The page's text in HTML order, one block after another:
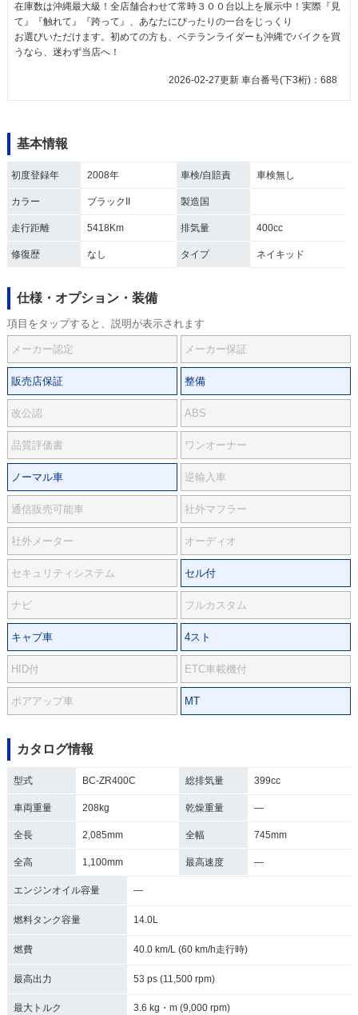
在庫数は沖縄最大級！全店舗合わせて常時３００台以上を展示中！実際『見
て』『触れて』『跨って』、あなたにぴったりの一台をじっくり
お選びいただけます。初めての方も、ベテランライダーも沖縄でバイクを買
うなら、迷わず当店へ！
2026-02-27更新 車台番号(下3桁)：688
基本情報
初度登録年 2008年 車検/自賠責 車検無し
カラー ブラックII 製造国
走行距離 5418Km 排気量 400cc
修復歴 なし タイプ ネイキッド
仕様・オプション・装備
項目をタップすると、説明が表示されます
メーカー認定 メーカー保証
販売店保証 整備
改公認 ABS
品質評価書 ワンオーナー
ノーマル車 逆輸入車
通信販売可能車 社外マフラー
社外メーター オーディオ
セキュリティシステム セル付
ナビ フルカスタム
キャブ車 4スト
HID付 ETC車載機付
ボアアップ車 MT
カタログ情報
型式 BC-ZR400C 総排気量 399cc
車両重量 208kg 乾燥重量 ―
全長 2,085mm 全幅 745mm
全高 1,100mm 最高速度 ―
エンジンオイル容量 ―
燃料タンク容量 14.0L
燃費 40.0 km/L (60 km/h走行時)
最高出力 53 ps (11,500 rpm)
最大トルク 3.6 kg・m (9,000 rpm)